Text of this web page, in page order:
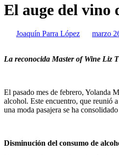
El auge del vino
Joaquín Parra López marzo
La reconocida Master of Wine Liz
El pasado mes de febrero, Yolanda
alcohol. Este encuentro, que reunió
una moda pasajera se ha
Disminución del consumo de